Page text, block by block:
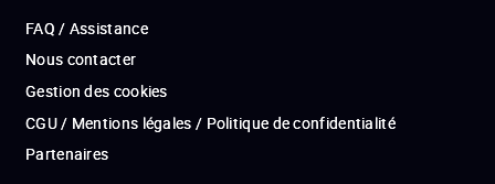
FAQ / Assistance
Nous contacter
Gestion des cookies
CGU / Mentions légales / Politique de confidentialité
Partenaires